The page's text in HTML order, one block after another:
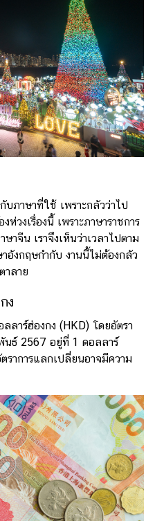
ษาที่ใช้ เพราะกลัวว่าไป
ห่วงเรื่องนี้ เพราะภาษาราชการ
าจีน เราจึงเห็นว่าเวลาไปตาม
อังกฤษกำกับ งานนี้ไม่ต้องกลัว
าลาย
ง
ร์ฮ่องกง (HKD) โดยอัตรา
ธ์ 2567 อยู่ที่ 1 ดอลลาร์
าการแลกเปลี่ยนอาจมีความ